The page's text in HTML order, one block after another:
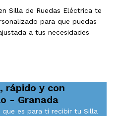
Silla de Ruedas Eléctrica te
para que puedas
a tus necesidades
rápido y con
- Granada
es para ti recibir tu Silla